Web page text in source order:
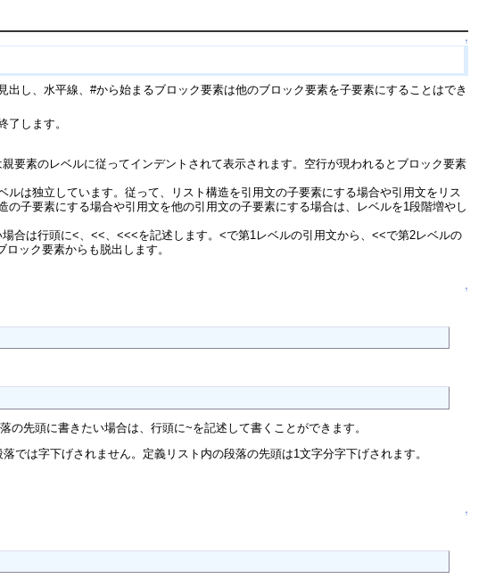
↑
し、水平線、#から始まるブロック要素は他のブロック要素を子要素にすることはでき
了します。
要素のレベルに従ってインデントされて表示されます。空行が現われるとブロック要素
は独立しています。従って、リスト構造を引用文の子要素にする場合や引用文をリス
子要素にする場合や引用文を他の引用文の子要素にする場合は、レベルを1段階増やし
合は行頭に<、<<、<<<を記述します。<で第1レベルの引用文から、<<で第2レベルの
ック要素からも脱出します。
↑
先頭に書きたい場合は、行頭に~を記述して書くことができます。
は字下げされません。定義リスト内の段落の先頭は1文字分字下げされます。
↑